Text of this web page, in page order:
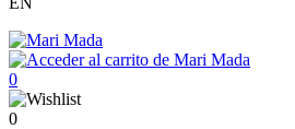
0
0